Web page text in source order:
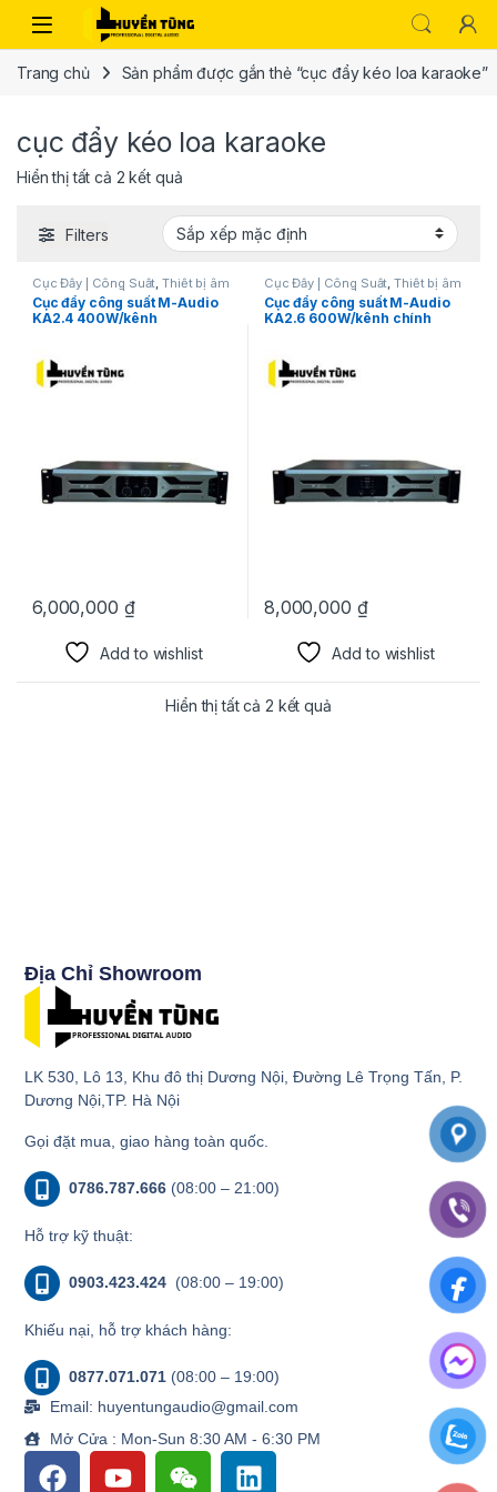
Trang chủ Sản phẩm được gắn thẻ “cục đẩy kéo loa karaoke”
cục đẩy kéo loa karaoke
Hiển thị tất cả 2 kết quả
Filters
Cục Đẩy | Công Suất ,Thiết bị âm
thanh karaoke | KTV
Cục đẩy công suất M-Audio
KA2.4 400W/kênh
6,000,000 ₫
Add to wishlist
Cục Đẩy | Công Suất ,Thiết bị âm
thanh karaoke | KTV
Cục đẩy công suất M-Audio
KA2.6 600W/kênh chính
8,000,000 ₫
Add to wishlist
Hiển thị tất cả 2 kết quả
Địa Chỉ Showroom
LK 530, Lô 13, Khu đô thị Dương Nội, Đường Lê Trọng Tấn, P.
Dương Nội,TP. Hà Nội
Gọi đặt mua, giao hàng toàn quốc.
0786.787.666 (08:00 – 21:00)
Hỗ trợ kỹ thuật:
0903.423.424 (08:00 – 19:00)
Khiếu nại, hỗ trợ khách hàng:
0877.071.071 (08:00 – 19:00)
Email: huyentungaudio@gmail.com
Mở Cửa : Mon-Sun 8:30 AM - 6:30 PM